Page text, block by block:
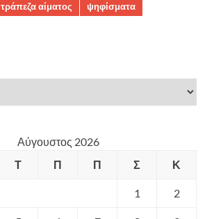
τράπεζα αίματος ψηφίσματα
Αύγουστος 2026
Τ Π Π Σ Κ
1 2